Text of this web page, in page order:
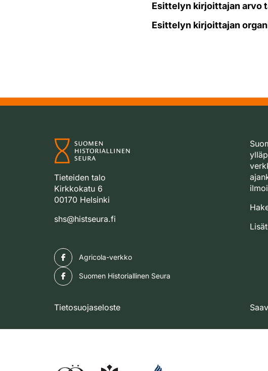
Esittelyn kirjoittajan arvo
Esittelyn kirjoittajan
Tieteiden talo
Kirkkokatu 6
00170 Helsinki
shs@histseura.fi
Agricola-verkko
Suomen Historiallinen Seura
Tietosuojaseloste